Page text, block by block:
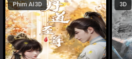
Phim AI 3D 3D